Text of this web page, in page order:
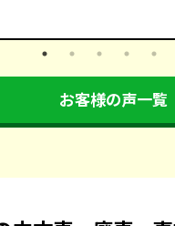
お客様の声一覧